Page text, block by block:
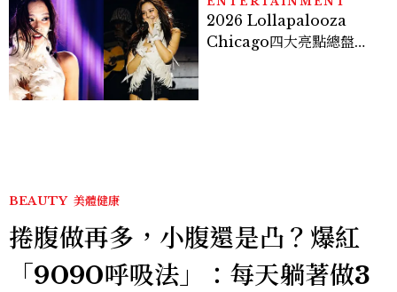
2026 Lollapalooza
Chicago四大亮點總盤
BEAUTY 美體健康
捲腹做再多，小腹還是凸？爆紅
「9090呼吸法」：每天躺著做3